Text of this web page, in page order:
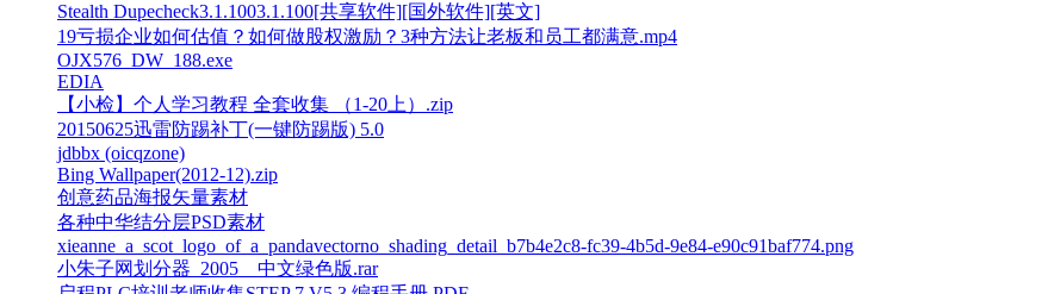
Stealth Dupecheck3.1.1003.1.100[共享软件][国外软件][英文]
19亏损企业如何估值？如何做股权激励？3种方法让老板和员工都满意.mp4
OJX576_DW_188.exe
EDIA
【小检】个人学习教程 全套收集 （1-20上）.zip
20150625迅雷防踢补丁(一键防踢版) 5.0
jdbbx (oicqzone)
Bing Wallpaper(2012-12).zip
创意药品海报矢量素材
各种中华结分层PSD素材
xieanne_a_scot_logo_of_a_pandavectorno_shading_detail_b7b4e2c8-fc39-4b5d-9e84-e90c91baf774.png
小朱子网划分器_2005__中文绿色版.rar